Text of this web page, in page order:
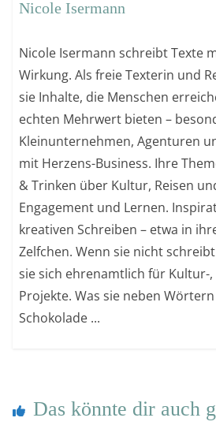
Nicole Isermann
Nicole Isermann schreibt Texte
Wirkung. Als freie Texterin und
sie Inhalte, die Menschen
echten Mehrwert bieten –
Kleinunternehmen, Agenturen
mit Herzens-Business. Ihre
& Trinken über Kultur, Reisen
Engagement und Lernen.
kreativen Schreiben – etwa in
Zelfchen. Wenn sie nicht
sie sich ehrenamtlich für Kultur-
Projekte. Was sie neben
Schokolade ...
Das könnte dir auch